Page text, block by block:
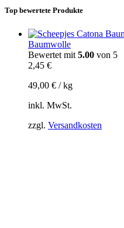
Top bewertete Produkte
Baumwolle
Bewertet mit 5.00 von 5
2,45 €
49,00 € /kg
inkl. MwSt.
zzgl. Versandkosten